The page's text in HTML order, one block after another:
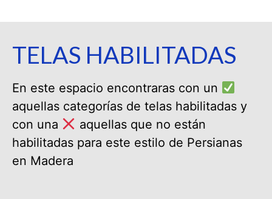
TELAS HABILITADAS
En este espacio encontraras con un
aquellas categorías de telas habilitadas y
con una
aquellas que no están
habilitadas para este estilo de Persianas
en Madera